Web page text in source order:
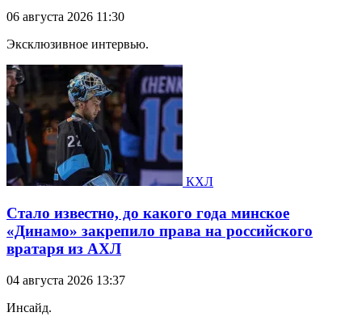
06 августа 2026 11:30
Эксклюзивное интервью.
КХЛ
Стало известно, до какого года минское
«Динамо» закрепило права на российского
вратаря из АХЛ
04 августа 2026 13:37
Инсайд.